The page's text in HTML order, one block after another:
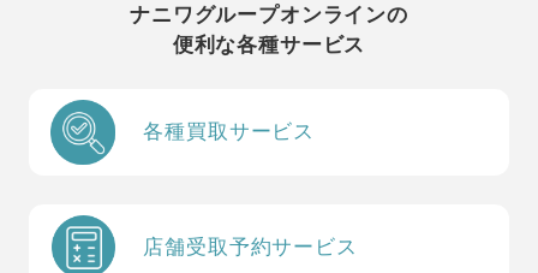
ナニワグループオンラインの
便利な各種サービス
各種買取サービス
店舗受取予約サービス